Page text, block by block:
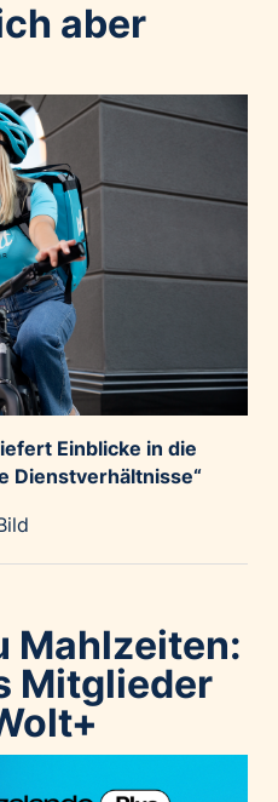
aber
Einblicke in die
Dienstverhältnisse“
Mahlzeiten:
Mitglieder